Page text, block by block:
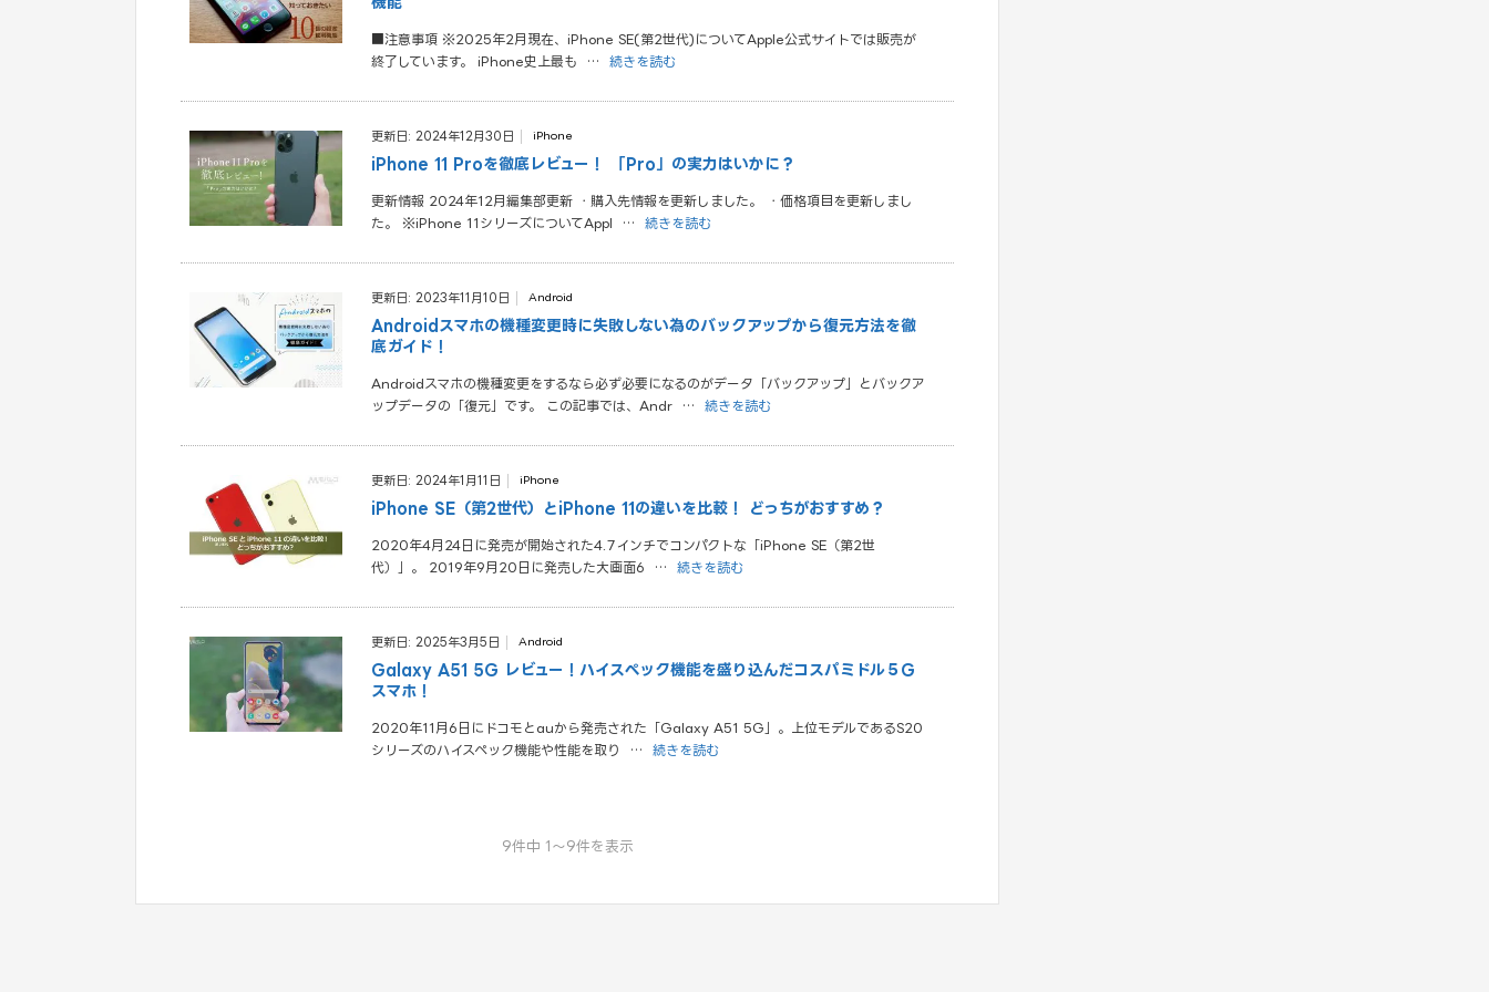
■注意事項 ※2025年2月現在、iPhone SE(第2世代)についてApple公式サイトでは販売が
終了しています。 iPhone史上最も
… 続きを読む
更新日: 2024年12月30日 iPhone
iPhone 11 Proを徹底レビュー！ 「Pro」の実力はいかに？
更新情報 2024年12月編集部更新 ・購入先情報を更新しました。 ・価格項目を更新しまし
た。 ※iPhone 11シリーズについてAppl
… 続きを読む
更新日: 2023年11月10日 Android
Androidスマホの機種変更時に失敗しない為のバックアップから復元方法を徹
底ガイド！
Androidスマホの機種変更をするなら必ず必要になるのがデータ「バックアップ」とバックア
ップデータの「復元」です。 この記事では、Andr
… 続きを読む
更新日: 2024年1月11日 iPhone
iPhone SE（第2世代）とiPhone 11の違いを比較！ どっちがおすすめ？
2020年4月24日に発売が開始された4.7インチでコンパクトな「iPhone SE（第2世
代）」。 2019年9月20日に発売した大画面6
… 続きを読む
更新日: 2025年3月5日 Android
Galaxy A51 5G レビュー！ハイスペック機能を盛り込んだコスパミドル５G
スマホ！
2020年11月6日にドコモとauから発売された「Galaxy A51 5G」。上位モデルであるS20
シリーズのハイスペック機能や性能を取り
… 続きを読む
9件中 1〜9件を表示